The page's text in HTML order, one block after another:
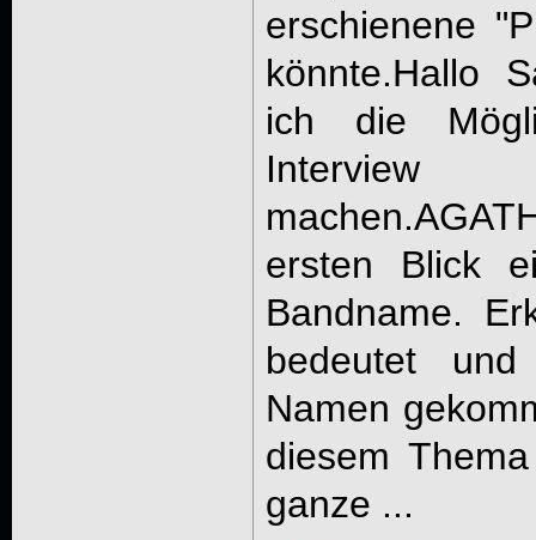
erschienene
könnte.Hallo
ich die
ersten Blick
Bandname.
bedeutet
Namen
diesem
ganze ...